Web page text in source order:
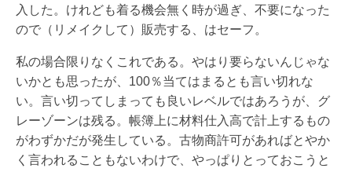
入した。けれども着る機会無く時が過ぎ、不要になった
ので（リメイクして）販売する、はセーフ。
私の場合限りなくこれである。やはり要らないんじゃな
いかとも思ったが、100％当てはまるとも言い切れな
い。言い切ってしまっても良いレベルではあろうが、グ
レーゾーンは残る。帳簿上に材料仕入高で計上するもの
がわずかだが発生している。古物商許可があればとやか
く言われることもないわけで、やっぱりとっておこうと